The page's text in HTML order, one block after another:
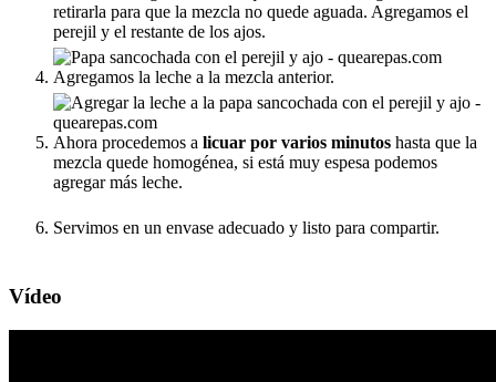
retirarla para que la mezcla no quede aguada. Agregamos el
perejil y el restante de los ajos.
Agregamos la leche a la mezcla anterior.
Ahora procedemos a licuar por varios minutos hasta que la
mezcla quede homogénea, si está muy espesa podemos
agregar más leche.
Servimos en un envase adecuado y listo para compartir.
Vídeo